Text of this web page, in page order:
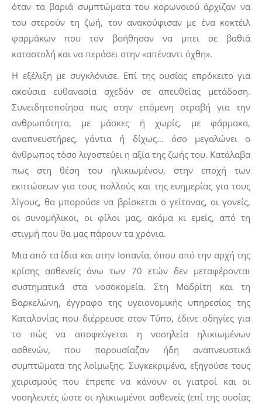
όταν τα βαριά συμπτώματα του κορωνοιού άρχιζαν να
του στερούν τη ζωή, τον ανακούφισαν με ένα κοκτέιλ
φαρμάκων που τον βοήθησαν να μπει σε βαθιά
καταστολή και να περάσει στην «απέναντι όχθη».
Η εξέλιξη με συγκλόνισε. Επί της ουσίας επρόκειτο για
ακούσια ευθανασία σχεδόν σε απευθείας μετάδοση.
Συνειδητοποίησα πως στην επόμενη στραβή για την
ανθρωπότητα, με μάσκες ή χωρίς, με φάρμακα,
αναπνευστήρες, γάντια ή δίχως… όσο μεγαλώνει ο
άνθρωπος τόσο λιγοστεύει η αξία της ζωής του. Κατάλαβα
πως στη θέση του ηλικιωμένου, στην εποχή των
εκπτώσεων για τους πολλούς και της ευημερίας για τους
λίγους, θα μπορούσε να βρίσκεται ο γείτονας, οι γονείς,
οι συνομήλικοι, οι φίλοι μας, ακόμα κι εμείς, από τη
στιγμή που θα μας πάρουν τα χρόνια.
Μια από τα ίδια και στην Ισπανία, όπου από την αρχή της
κρίσης ασθενείς άνω των 70 ετών δεν μεταφέρονται
συστηματικά στα νοσοκομεία. Στη Μαδρίτη και τη
Βαρκελώνη, έγγραφο της υγειονομικής υπηρεσίας της
Καταλονίας που διέρρευσε στον Τύπο, έδινε οδηγίες για
το πώς να αποφεύγεται η νοσηλεία ηλικιωμένων
ασθενών, που παρουσίαζαν ήδη αναπνευστικά
συμπτώματα της λοίμωξης. Συγκεκριμένα, εξηγούσε τους
χειρισμούς που έπρεπε να κάνουν οι γιατροί και οι
νοσηλευτές ώστε οι ηλικιωμένοι ασθενείς (επί της ουσίας